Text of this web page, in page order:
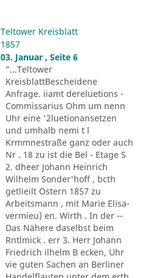
Teltower Kreisblatt
1857
03. Januar , Seite 6
"...Teltower
KreisblattBescheidene
Anfrage. iiamt dereluetions -
Commissarius Ohm um nenn
Uhr eine '2luetionansetzen
und umhalb nemi t l
Krmmnestraße ganz oder auch
Nr . 18 zu ist die Bel - Etage S
2. dheer Johann Heinrich
Wilhelm Sonder'hoff , bcth
getlieilt Ostern 1857 zu
Arbeitsmann , mit Marie Elisa-
vermieu) en. Wirth . In der --
Das Nähere daselbst beim
Rntlmick . err 3. Herr Johann
Friedrich ilhelm B ecken, Uhr
vie guten Sachen an Berliner